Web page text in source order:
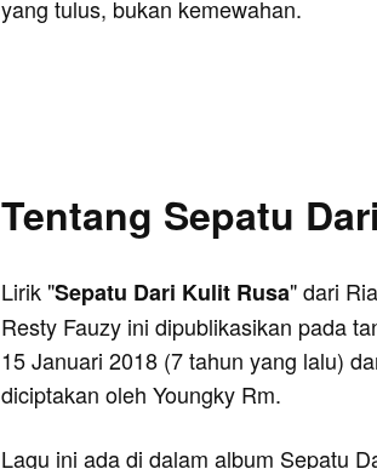
yang tulus, bukan kemewahan.
Tentang Sepatu
Lirik "Sepatu Dari Kulit Rusa" dari Ria
Resty Fauzy ini dipublikasikan pada
15 Januari 2018 (7 tahun yang lalu)
diciptakan oleh Youngky Rm.
Lagu ini ada di dalam album Sepatu